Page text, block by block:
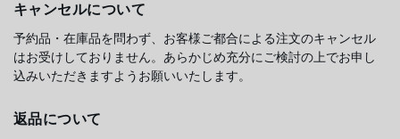
キャンセルについて
予約品・在庫品を問わず、お客様ご都合による注文のキャンセル
はお受けしておりません。あらかじめ充分にご検討の上でお申し
込みいただきますようお願いいたします。
返品について